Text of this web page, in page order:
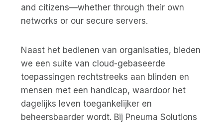
and citizens—whether through their own
networks or our secure servers.
Naast het bedienen van organisaties, bieden
we een suite van cloud-gebaseerde
toepassingen rechtstreeks aan blinden en
mensen met een handicap, waardoor het
dagelijks leven toegankelijker en
beheersbaarder wordt. Bij Pneuma Solutions